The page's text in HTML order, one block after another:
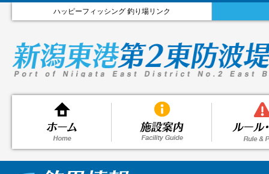
ハッピーフィッシング 釣り場リンク